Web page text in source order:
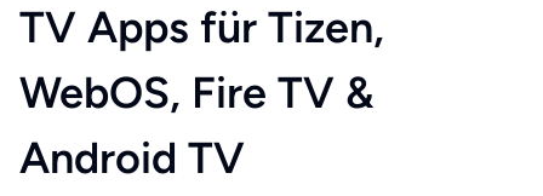
TV Apps für Tizen,
WebOS, Fire TV &
Android TV